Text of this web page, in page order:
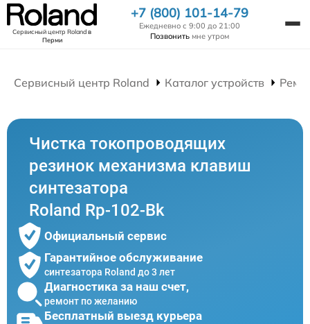
Сервисный центр Rolandв
Перми
+7 (800) 101-14-79
Ежедневно с 9:00 до 21:00
Позвонить мне утром
Сервисный центр Roland Каталог устройств
Чистка токопроводящих
резинок механизма клавиш
синтезатора
Roland Rp-102-Bk
Официальный сервис
Гарантийное обслуживание
синтезатора Roland до 3 лет
Диагностика за наш счет,
ремонт по желанию
Бесплатный выезд курьера